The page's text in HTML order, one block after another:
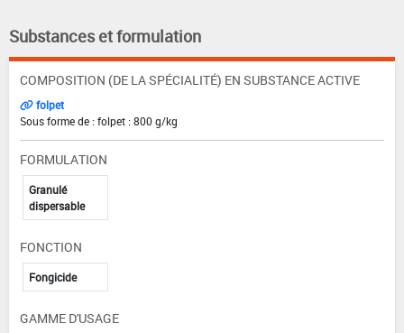
Substances et formulation
COMPOSITION (DE LA SPÉCIALITÉ) EN SUBSTANCE ACTIVE
folpet
Sous forme de : folpet : 800 g/kg
FORMULATION
Granulé
dispersable
FONCTION
Fongicide
GAMME D'USAGE